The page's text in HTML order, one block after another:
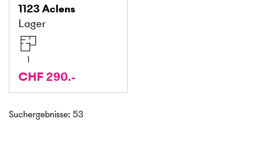
1123Aclens
Lager
1
CHF 290.-
Suchergebnisse: 53